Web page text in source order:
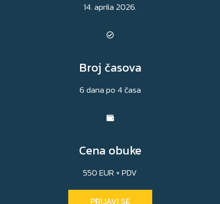
14. aprila 2026.
Broj časova
6 dana po 4 časa
Cena obuke
550 EUR + PDV
PRIJAVI SE